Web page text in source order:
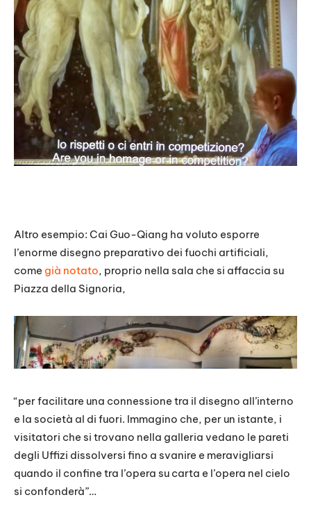
Altro esempio: Cai Guo-Qiang ha voluto esporre
l’enorme disegno preparativo dei fuochi artificiali,
come già notato, proprio nella sala che si affaccia su
Piazza della Signoria,
“per facilitare una connessione tra il disegno all’interno
e la società al di fuori. Immagino che, per un istante, i
visitatori che si trovano nella galleria vedano le pareti
degli Uffizi dissolversi fino a svanire e meravigliarsi
quando il confine tra l’opera su carta e l’opera nel cielo
si confonderà”…